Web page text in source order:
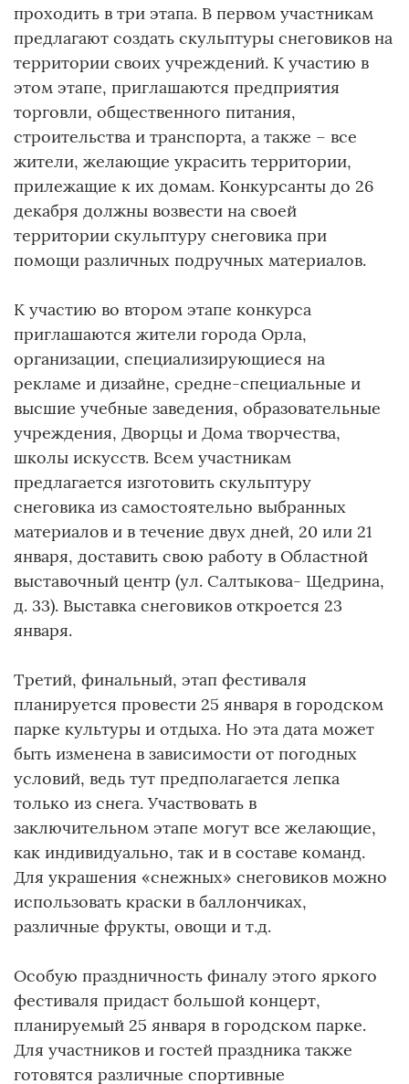
проходить в три этапа. В первом участникам
предлагают создать скульптуры снеговиков на
территории своих учреждений. К участию в
этом этапе, приглашаются предприятия
торговли, общественного питания,
строительства и транспорта, а также – все
жители, желающие украсить территории,
прилежащие к их домам. Конкурсанты до 26
декабря должны возвести на своей
территории скульптуру снеговика при
помощи различных подручных материалов.
К участию во втором этапе конкурса
приглашаются жители города Орла,
организации, специализирующиеся на
рекламе и дизайне, средне-специальные и
высшие учебные заведения, образовательные
учреждения, Дворцы и Дома творчества,
школы искусств. Всем участникам
предлагается изготовить скульптуру
снеговика из самостоятельно выбранных
материалов и в течение двух дней, 20 или 21
января, доставить свою работу в Областной
выставочный центр (ул. Салтыкова- Щедрина,
д. 33). Выставка снеговиков откроется 23
января.
Третий, финальный, этап фестиваля
планируется провести 25 января в городском
парке культуры и отдыха. Но эта дата может
быть изменена в зависимости от погодных
условий, ведь тут предполагается лепка
только из снега. Участвовать в
заключительном этапе могут все желающие,
как индивидуально, так и в составе команд.
Для украшения «снежных» снеговиков можно
использовать краски в баллончиках,
различные фрукты, овощи и т.д.
Особую праздничность финалу этого яркого
фестиваля придаст большой концерт,
планируемый 25 января в городском парке.
Для участников и гостей праздника также
готовятся различные спортивные